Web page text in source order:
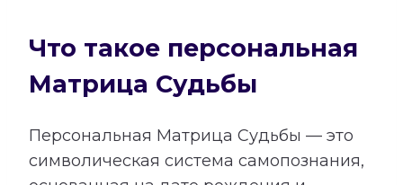
Что такое персональная
Матрица Судьбы
Персональная Матрица Судьбы — это
символическая система самопознания,